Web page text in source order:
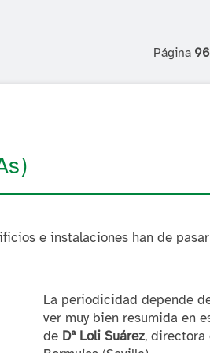
Página 96
e instalaciones han de
La periodicidad depende
ver muy bien resumida en
de Dª Loli Suárez, directora